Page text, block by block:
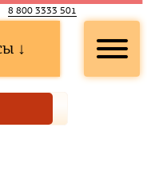
8 800 3333 501
↓